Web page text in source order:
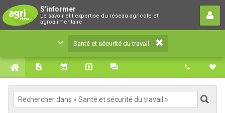
S'informer
Le savoir et l'expertise du réseau agricole et
agroalimentaire
Santé et sécurité du travail
Le savoir et l'expertise du réseau agricole et
agroalimentaire
Santé et sécurité du travail